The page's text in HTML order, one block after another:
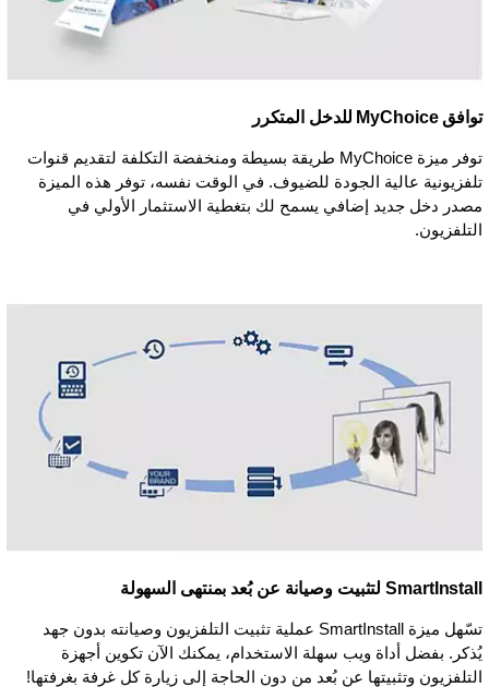
توافق MyChoice للدخل المتكرر
توفر ميزة MyChoice طريقة بسيطة ومنخفضة التكلفة لتقديم قنوات
تلفزيونية عالية الجودة للضيوف. في الوقت نفسه، توفر هذه الميزة
مصدر دخل جديد إضافي يسمح لك بتغطية الاستثمار الأولي في
التلفزيون.
SmartInstall لتثبيت وصيانة عن بُعد بمنتهى السهولة
تسّهل ميزة SmartInstall عملية تثبيت التلفزيون وصيانته بدون جهد
يُذكر. بفضل أداة ويب سهلة الاستخدام، يمكنك الآن تكوين أجهزة
التلفزيون وتثبيتها عن بُعد من دون الحاجة إلى زيارة كل غرفة بغرفتها!